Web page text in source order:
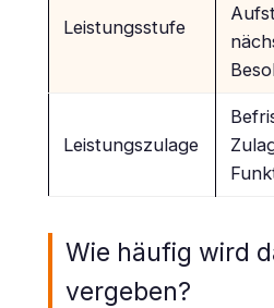
Leistungsstufe
Leistungszulage
Wie häufig wird
vergeben?